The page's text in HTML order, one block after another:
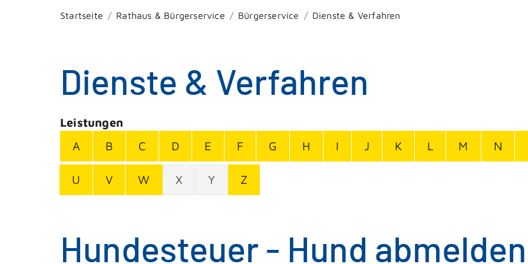
Startseite Rathaus & Bürgerservice Bürgerservice Dienste & Verfahren
Dienste & Verfahren
Leistungen
A
B C D E F G H I J K L M N
U V W X Y Z
Hundesteuer - Hund abmelden